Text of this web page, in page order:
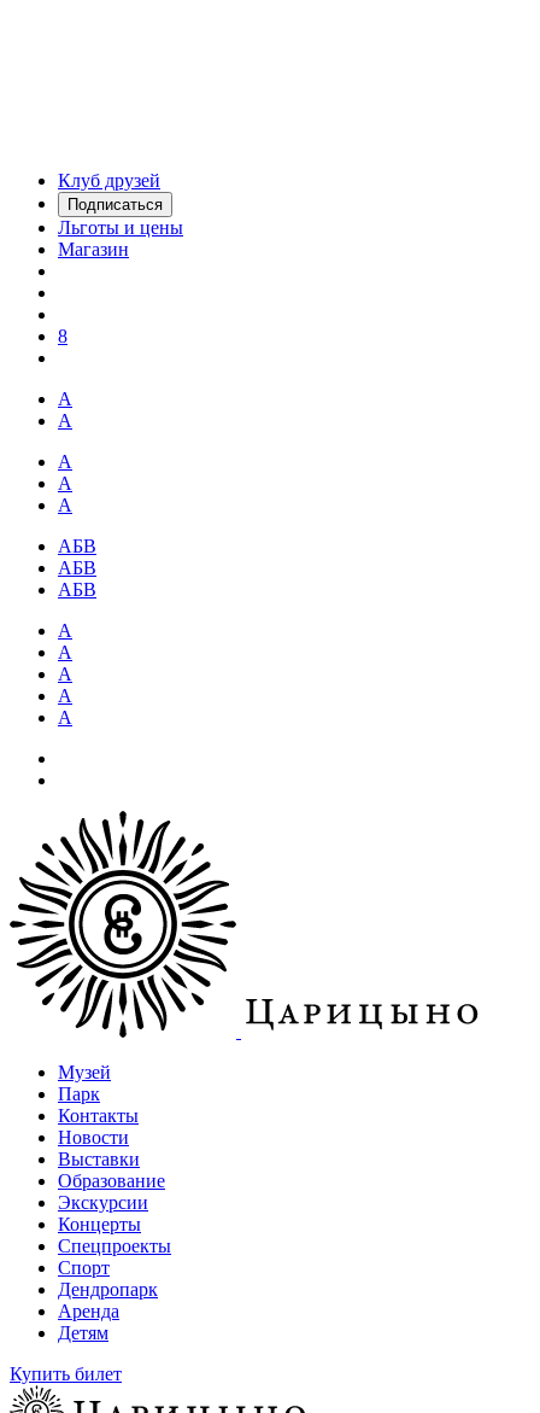
Клуб друзей
Подписаться
Льготы и цены
Магазин
8
А
А
А
А
А
АБВ
АБВ
АБВ
А
А
А
А
А
Музей
Парк
Контакты
Новости
Выставки
Образование
Экскурсии
Концерты
Спецпроекты
Спорт
Дендропарк
Аренда
Детям
Купить билет